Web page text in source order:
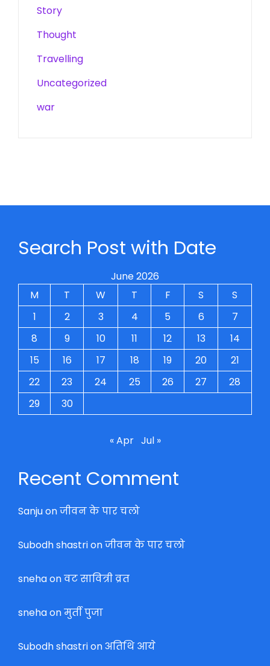
Story
Thought
Travelling
Uncategorized
war
Search Post with Date
June 2026
M
T W T F S
S
1
2 3 4 5 6
7
8
9 10 11 12 13
14
15
16 17 18 19 20
21
22
23 24 25 26 27
28
29
30
« Apr Jul »
Recent Comment
Sanjuonजीवन के पार चलो
Subodh shastrionजीवन के पार चलो
snehaonवट सावित्री व्रत
snehaonमुर्ती पुजा
Subodh shastrionअतिथि आये